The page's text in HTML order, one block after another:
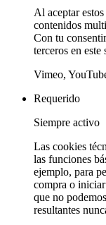
Al aceptar
contenidos
Con tu
terceros en este
Vimeo,
Requerido
Siempre activo
Las cookies
las funciones
ejemplo, para
compra o
que no
resultantes